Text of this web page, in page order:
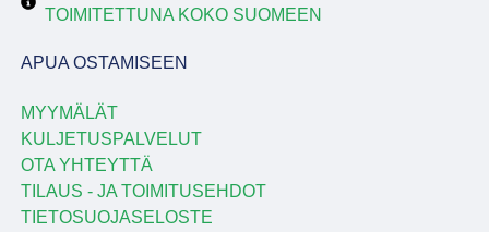
TOIMITETTUNA KOKO SUOMEEN
APUA OSTAMISEEN
MYYMÄLÄT
KULJETUSPALVELUT
OTA YHTEYTTÄ
TILAUS - JA TOIMITUSEHDOT
TIETOSUOJASELOSTE